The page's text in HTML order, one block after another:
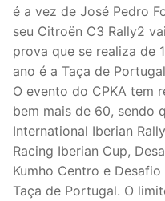
é a vez de José Pedro
seu Citroën C3 Rally2
prova que se realiza de
ano é a Taça de
O evento do CPKA tem
bem mais de 60, sendo
International Iberian
Racing Iberian Cup,
Kumho Centro e
Taça de Portugal. O